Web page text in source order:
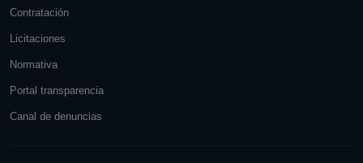
Contratación
Licitaciones
Normativa
Portal transparencia
Canal de denuncias